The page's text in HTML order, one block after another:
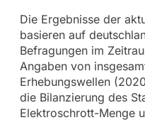
Die Ergebnisse der
basieren auf
Befragungen im
Angaben von
Erhebungswellen
die Bilanzierung des
Elektroschrott-Menge